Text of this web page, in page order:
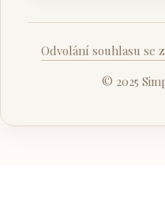
Odvolání souhlasu se
© 2025